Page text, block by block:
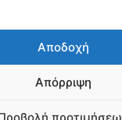
Αποδοχή
Απόρριψη
3ype.gr All rights
Προστασίας
email: 3ype@3ype.gr